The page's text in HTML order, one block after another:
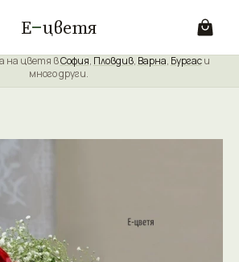
Е цветя
на цветя вСофия, Пловдив, Варна, Бургаси
много други.